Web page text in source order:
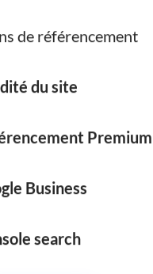
de référencement
du site
Premium
Business
search